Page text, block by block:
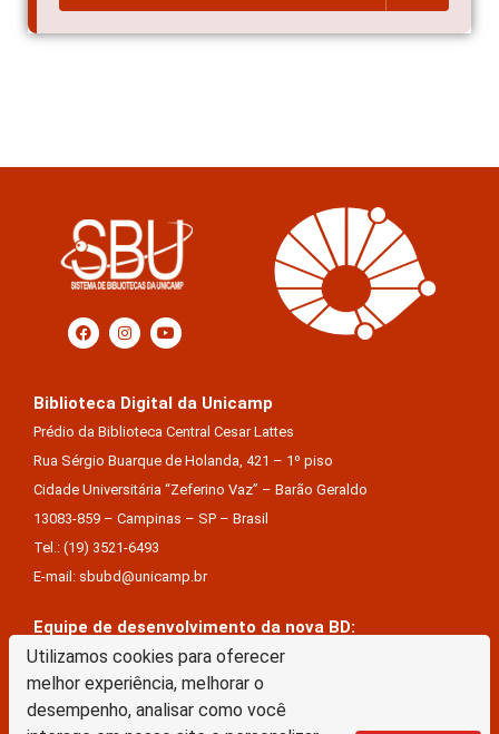
Utilizamos cookies para oferecer
melhor experiência, melhorar o
desempenho, analisar como você
Biblioteca Digital da Unicamp
Prédio da Biblioteca Central Cesar Lattes
Rua Sérgio Buarque de Holanda, 421 – 1º piso
Cidade Universitária “Zeferino Vaz” – Barão Geraldo
13083-859 – Campinas – SP – Brasil
Tel.: (19) 3521-6493
E-mail: sbubd@unicamp.br
Equipe de desenvolvimento da nova BD:
Keite Aparecida Duarte
Márcio Vinícius De Jesus Almeida
Saul Victor De Castro E Silva